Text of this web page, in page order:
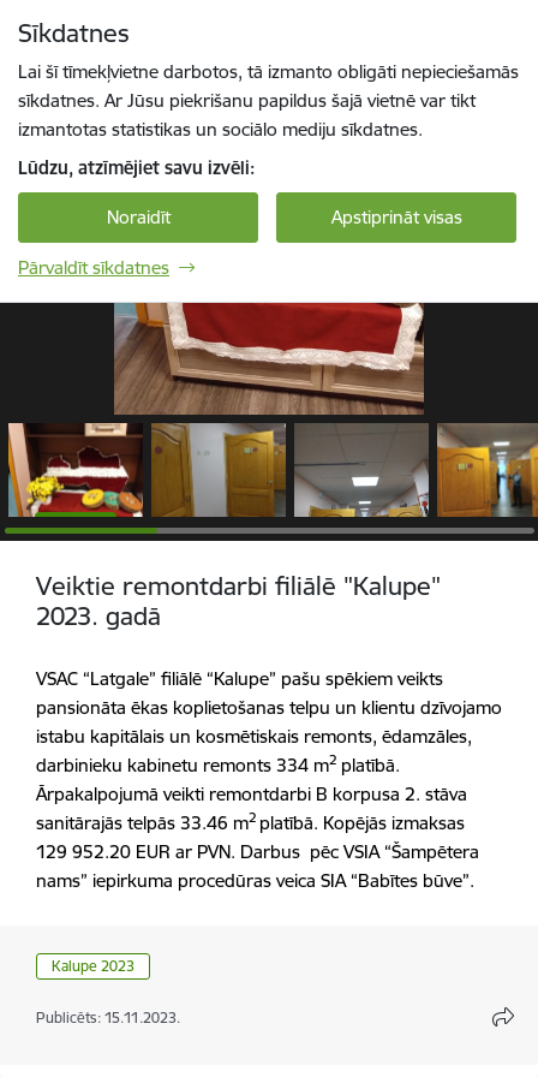
Sīkdatnes
Lai šī tīmekļvietne darbotos, tā izmanto obligāti nepieciešamās
sīkdatnes. Ar Jūsu piekrišanu papildus šajā vietnē var tikt
izmantotas statistikas un sociālo mediju sīkdatnes.
Lūdzu, atzīmējiet savu izvēli:
Noraidīt Apstiprināt visas
Pārvaldīt sīkdatnes
1 / 13
Veiktie remontdarbi filiālē "Kalupe"
2023. gadā
VSAC “Latgale” filiālē “Kalupe” pašu spēkiem veikts
pansionāta ēkas koplietošanas telpu un klientu dzīvojamo
istabu kapitālais un kosmētiskais remonts, ēdamzāles,
darbinieku kabinetu remonts 334 m2 platībā.
Ārpakalpojumā veikti remontdarbi B korpusa 2. stāva
sanitārajās telpās 33.46 m2 platībā. Kopējās izmaksas
129 952.20 EUR ar PVN. Darbus pēc VSIA “Šampētera
nams” iepirkuma procedūras veica SIA “Babītes būve”.
Kalupe 2023
Publicēts: 15.11.2023.